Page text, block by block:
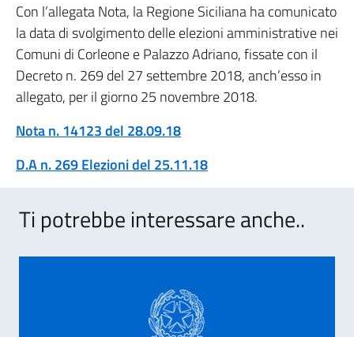
Con l’allegata Nota, la Regione Siciliana ha comunicato
la data di svolgimento delle elezioni amministrative nei
Comuni di Corleone e Palazzo Adriano, fissate con il
Decreto n. 269 del 27 settembre 2018, anch’esso in
allegato, per il giorno 25 novembre 2018.
Nota n. 14123 del 28.09.18
D.A n. 269 Elezioni del 25.11.18
Ti potrebbe interessare anche..